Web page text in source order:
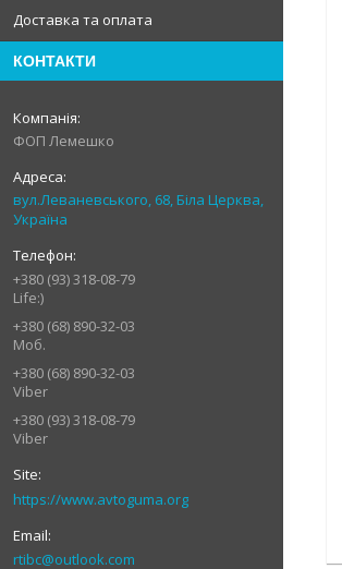
Доставка та оплата
КОНТАКТИ
ФОП Лемешко
вул.Леваневського, 68, Біла Церква,
Україна
+380 (93) 318-08-79
Life:)
+380 (68) 890-32-03
Моб.
+380 (68) 890-32-03
Viber
+380 (93) 318-08-79
Viber
https://www.avtoguma.org
rtibc@outlook.com